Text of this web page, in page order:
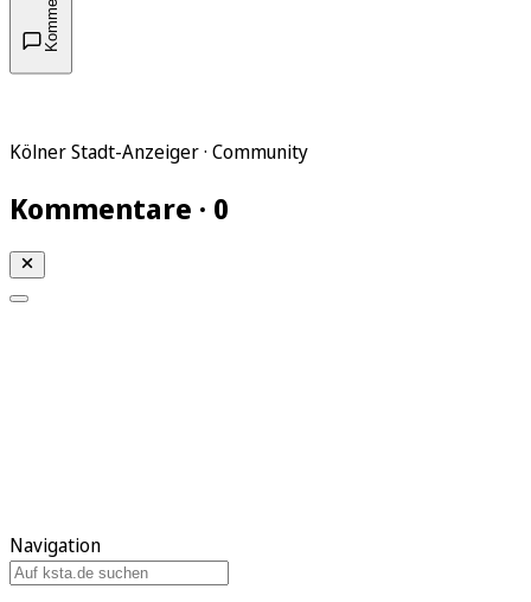
Kölner Stadt-Anzeiger · Community
Kommentare · 0
Navigation